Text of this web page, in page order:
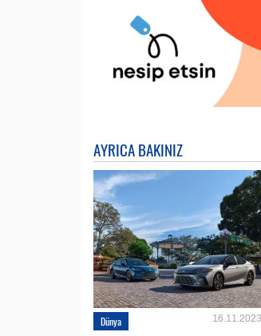
AYRICA BAKINIZ
Dünya